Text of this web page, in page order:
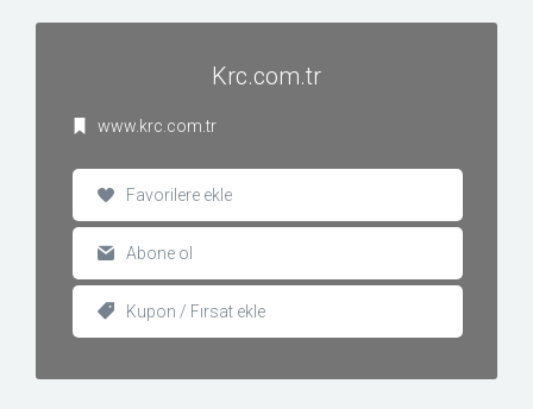
Krc.com.tr
www.krc.com.tr
Favorilere ekle
Abone ol
Kupon / Fırsat ekle